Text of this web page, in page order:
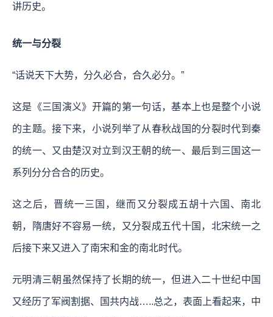
讲历史。
统一与分裂
“话说天下大势，分久必合，合久必分。”
这是《三国演义》开篇的第一句话，基本上也是整个小说
的主题。接下来，小说列举了从春秋战国的分裂时代到秦
的统一、又由楚汉对立到汉王朝的统一、最后到三国这一
系列分分合合的历史。
这之后，晋统一三国，继而又分裂成五胡十六国、南北
朝，隋唐好不容易一统，又分裂成五代十国，北宋统一之
后接下来又进入了南宋和金的南北时代。
元明清三朝虽然保持了长期的统一，但进入二十世纪中国
又经历了军阀割据、国共内战…..总之，表面上看起来，中